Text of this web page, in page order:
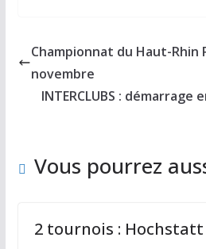
b
o
o
d
n
l g
Championnat du Haut-Rhin
novembre
INTERCLUBS : démarrage
Vous pourrez
2 tournois :